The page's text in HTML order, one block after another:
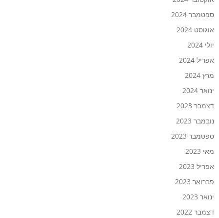
ספטמבר 2024
אוגוסט 2024
יולי 2024
אפריל 2024
מרץ 2024
ינואר 2024
דצמבר 2023
נובמבר 2023
ספטמבר 2023
מאי 2023
אפריל 2023
פברואר 2023
ינואר 2023
דצמבר 2022